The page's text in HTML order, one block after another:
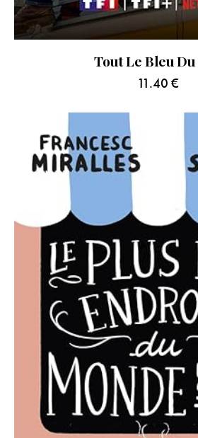
Tout Le Bleu
11.40 €